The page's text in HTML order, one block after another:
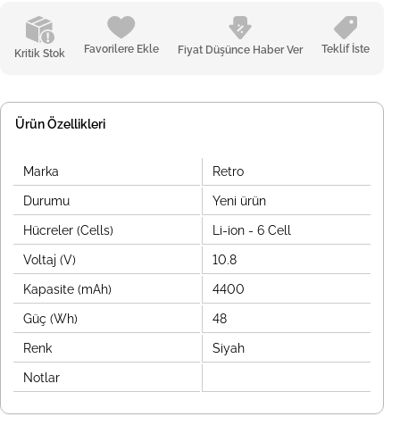
Kritik Stok Favorilere Ekle Fiyat Düşünce Haber Ver Teklif İste
Ürün Özellikleri
Marka Retro
Durumu Yeni ürün
Hücreler (Cells) Li-ion - 6 Cell
Voltaj (V) 10.8
Kapasite (mAh) 4400
Güç (Wh) 48
Renk Siyah
Notlar